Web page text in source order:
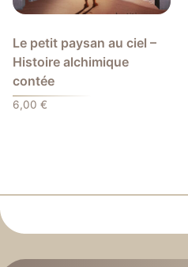
Le petit paysan au ciel –
Histoire alchimique
contée
6,00 €